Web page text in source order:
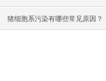
猪细胞系污染有哪些常见原因？